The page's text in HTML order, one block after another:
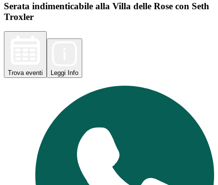
Serata indimenticabile alla Villa delle Rose con Seth
Troxler
Trova eventi Leggi Info